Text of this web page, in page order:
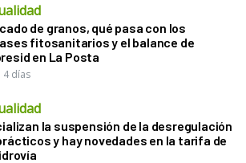
de granos, qué pasa con los
fitosanitarios y el balance de
en La Posta
4 días
la suspensión de la desregulación
y hay novedades en la tarifa de